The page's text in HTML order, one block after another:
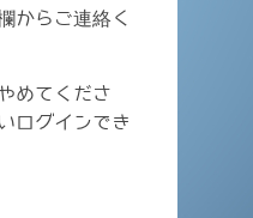
からご連絡く
めてくださ
ログインでき